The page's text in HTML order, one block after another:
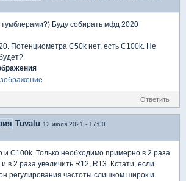
тумблерами?) Буду собирать мфд 2020
Потенциометра C50k нет, есть C100k. Не
Ответить
Tuvalu 12 июля 2021 - 17:00
и С100k. Только необходимо примерно в 2 раза
в 2 раза увеличить R12, R13. Кстати, если
регулирования частоты слишком широк и